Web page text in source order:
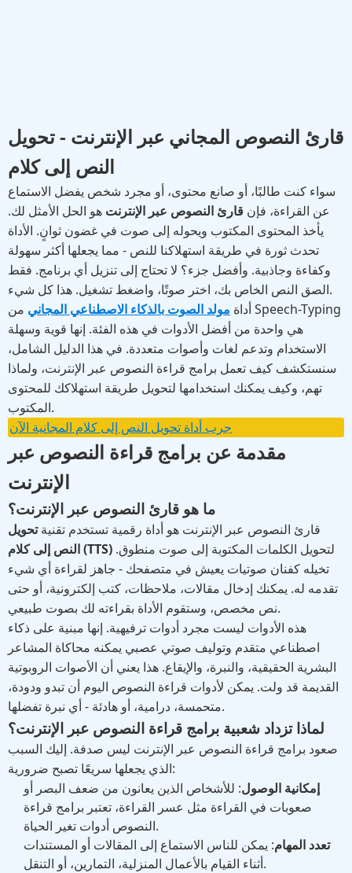
قارئ النصوص المجاني عبر الإنترنت - تحويل
النص إلى كلام
سواء كنت طالبًا، أو صانع محتوى، أو مجرد شخص يفضل الاستماع
عن القراءة، فإن قارئ النصوص عبر الإنترنت هو الحل الأمثل لك.
يأخذ المحتوى المكتوب ويحوله إلى صوت في غضون ثوانٍ. الأداة
تحدث ثورة في طريقة استهلاكنا للنص - مما يجعلها أكثر سهولة
وكفاءة وجاذبية. وأفضل جزء؟ لا تحتاج إلى تنزيل أي برنامج. فقط
الصق النص الخاص بك، اختر صوتًا، واضغط تشغيل. هذا كل شيء.
أداة مولد الصوت بالذكاء الاصطناعي المجاني من Speech-Typing
هي واحدة من أفضل الأدوات في هذه الفئة. إنها قوية وسهلة
الاستخدام وتدعم لغات وأصوات متعددة. في هذا الدليل الشامل،
سنستكشف كيف تعمل برامج قراءة النصوص عبر الإنترنت، ولماذا
تهم، وكيف يمكنك استخدامها لتحويل طريقة استهلاكك للمحتوى
المكتوب.
جرب أداة تحويل النص إلى كلام المجانية الآن
مقدمة عن برامج قراءة النصوص عبر
الإنترنت
ما هو قارئ النصوص عبر الإنترنت؟
قارئ النصوص عبر الإنترنت هو أداة رقمية تستخدم تقنيةتحويل
النص إلى كلام (TTS)
تخيله كفنان صوتيات يعيش في متصفحك - جاهز لقراءة أي شيء
تقدمه له. يمكنك إدخال مقالات، ملاحظات، كتب إلكترونية، أو حتى
نص مخصص، وستقوم الأداة بقراءته لك بصوت طبيعي.
هذه الأدوات ليست مجرد أدوات ترفيهية. إنها مبنية على ذكاء
اصطناعي متقدم وتوليف صوتي عصبي يمكنه محاكاة المشاعر
البشرية الحقيقية، والنبرة، والإيقاع. هذا يعني أن الأصوات الروبوتية
القديمة قد ولت. يمكن لأدوات قراءة النصوص اليوم أن تبدو ودودة،
متحمسة، درامية، أو هادئة - أي نبرة تفضلها.
لماذا تزداد شعبية برامج قراءة النصوص عبر الإنترنت؟
صعود برامج قراءة النصوص عبر الإنترنت ليس صدفة. إليك السبب
الذي يجعلها سريعًا تصبح ضرورية:
إمكانية الوصول: للأشخاص الذين يعانون من ضعف البصر أو
صعوبات في القراءة مثل عسر القراءة، تعتبر برامج قراءة
النصوص أدوات تغير الحياة.
تعدد المهام: يمكن للناس الاستماع إلى المقالات أو المستندات
أثناء القيام بالأعمال المنزلية، التمارين، أو التنقل.